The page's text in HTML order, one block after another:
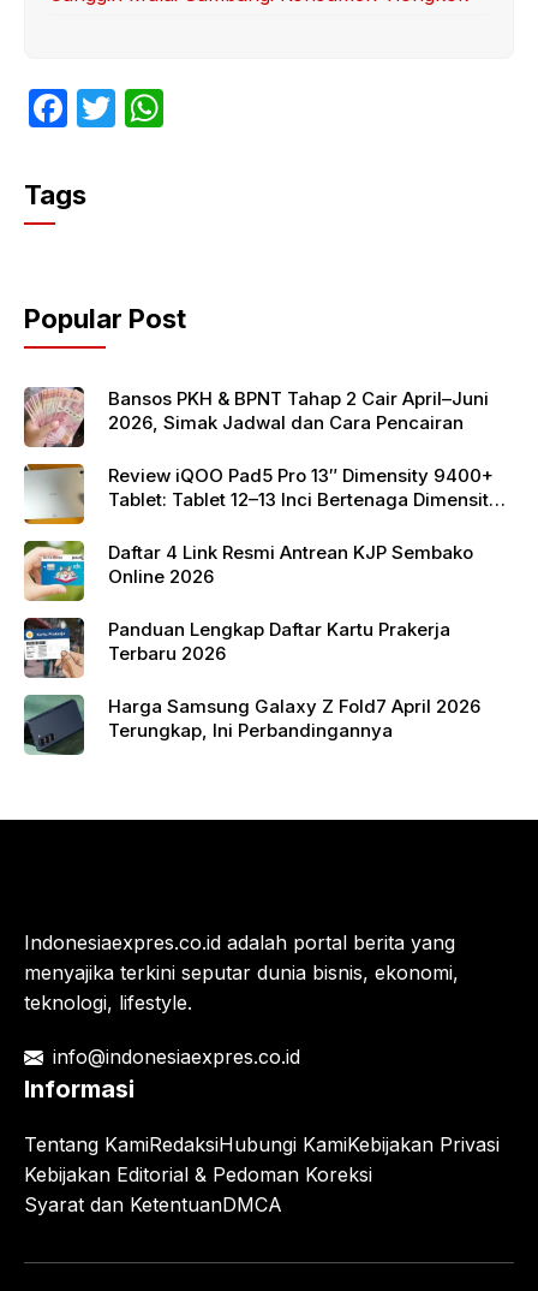
F
c
e
o
o
k
T
p
p
Tags
Popular Post
Bansos PKH & BPNT Tahap 2 Cair April–Juni
2026, Simak Jadwal dan Cara Pencairan
Review iQOO Pad5 Pro 13″ Dimensity 9400+
Tablet: Tablet 12–13 Inci Bertenaga Dimensity
Daftar 4 Link Resmi Antrean KJP Sembako
Online 2026
Panduan Lengkap Daftar Kartu Prakerja
Terbaru 2026
Harga Samsung Galaxy Z Fold7 April 2026
Terungkap, Ini Perbandingannya
Indonesiaexpres.co.id adalah portal berita yang
menyajika terkini seputar dunia bisnis, ekonomi,
teknologi, lifestyle.
info@indonesiaexpres.co.id
Informasi
Tentang KamiRedaksiHubungi KamiKebijakan Privasi
Kebijakan Editorial & Pedoman Koreksi
Syarat dan KetentuanDMCA